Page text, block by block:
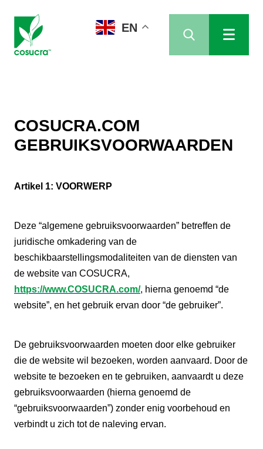
EN
COSUCRA.COM
GEBRUIKSVOORWAARDEN
Artikel 1: VOORWERP
Deze “algemene gebruiksvoorwaarden” betreffen de
juridische omkadering van de
beschikbaarstellingsmodaliteiten van de diensten van
de website van COSUCRA,
https://www.COSUCRA.com/, hierna genoemd “de
website”, en het gebruik ervan door “de gebruiker”.
De gebruiksvoorwaarden moeten door elke gebruiker
die de website wil bezoeken, worden aanvaard. Door de
website te bezoeken en te gebruiken, aanvaardt u deze
gebruiksvoorwaarden (hierna genoemd de
“gebruiksvoorwaarden”) zonder enig voorbehoud en
verbindt u zich tot de naleving ervan.